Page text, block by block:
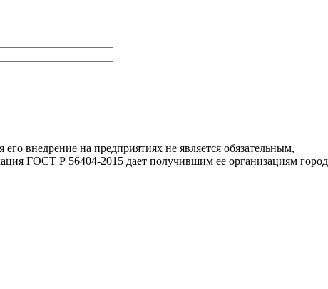
внедрение на предприятиях не является обязательным,
ГОСТ Р 56404-2015 дает получившим ее организациям